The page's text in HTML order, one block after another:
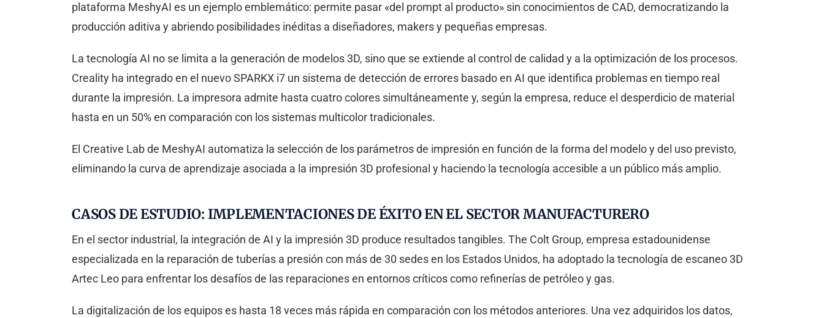
plataforma MeshyAI es un ejemplo emblemático: permite pasar «del prompt al producto» sin conocimientos de CAD, democratizando la
producción aditiva y abriendo posibilidades inéditas a diseñadores, makers y pequeñas empresas.
La tecnología AI no se limita a la generación de modelos 3D, sino que se extiende al control de calidad y a la optimización de los procesos.
Creality ha integrado en el nuevo SPARKX i7 un sistema de detección de errores basado en AI que identifica problemas en tiempo real
durante la impresión. La impresora admite hasta cuatro colores simultáneamente y, según la empresa, reduce el desperdicio de material
hasta en un 50% en comparación con los sistemas multicolor tradicionales.
El Creative Lab de MeshyAI automatiza la selección de los parámetros de impresión en función de la forma del modelo y del uso previsto,
eliminando la curva de aprendizaje asociada a la impresión 3D profesional y haciendo la tecnología accesible a un público más amplio.
CASOS DE ESTUDIO: IMPLEMENTACIONES DE ÉXITO EN EL SECTOR MANUFACTURERO
En el sector industrial, la integración de AI y la impresión 3D produce resultados tangibles. The Colt Group, empresa estadounidense
especializada en la reparación de tuberías a presión con más de 30 sedes en los Estados Unidos, ha adoptado la tecnología de escaneo 3D
Artec Leo para enfrentar los desafíos de las reparaciones en entornos críticos como refinerías de petróleo y gas.
La digitalización de los equipos es hasta 18 veces más rápida en comparación con los métodos anteriores. Una vez adquiridos los datos,